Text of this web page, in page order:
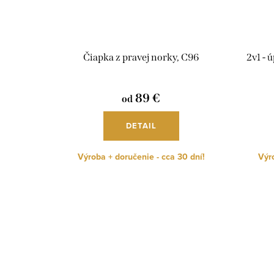
Čiapka z pravej norky, C96
od 89 €
DETAIL
Výroba + doručenie - cca 30 dní!
2v1 -